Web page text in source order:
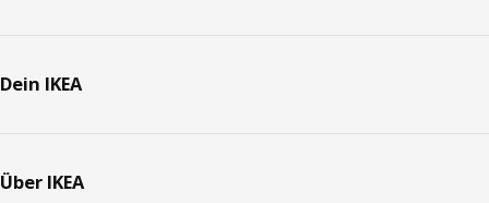
Dein IKEA
Über IKEA